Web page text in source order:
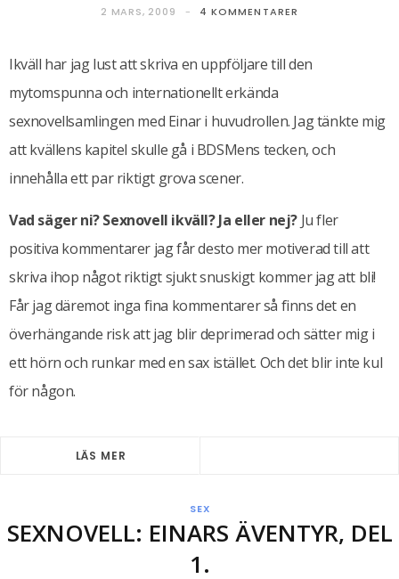
2 MARS, 2009 4 KOMMENTARER
Ikväll har jag lust att skriva en uppföljare till den
mytomspunna och internationellt erkända
sexnovellsamlingen med Einar i huvudrollen. Jag tänkte mig
att kvällens kapitel skulle gå i BDSMens tecken, och
innehålla ett par riktigt grova scener.
Vad säger ni? Sexnovell ikväll? Ja eller nej? Ju fler
positiva kommentarer jag får desto mer motiverad till att
skriva ihop något riktigt sjukt snuskigt kommer jag att bli!
Får jag däremot inga fina kommentarer så finns det en
överhängande risk att jag blir deprimerad och sätter mig i
ett hörn och runkar med en sax istället. Och det blir inte kul
för någon.
LÄS MER
SEX
SEXNOVELL: EINARS ÄVENTYR, DEL
1.